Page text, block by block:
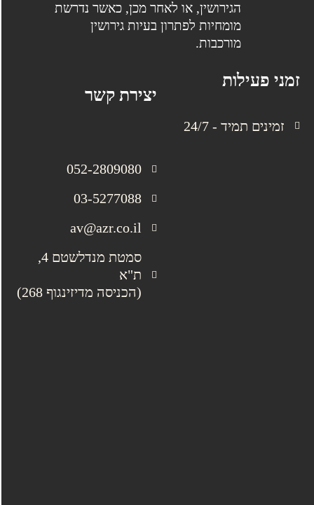
הגירושין, או לאחר מכן, כאשר נדרשת
מומחיות לפתרון בעיות גירושין
מורכבות.
זמני פעילות
זמינים תמיד - 24/7
יצירת קשר
052-2809080
03-5277088
av@azr.co.il
סמטת מנדלשטם 4,
ת"א
(הכניסה מדיזינגוף 268)